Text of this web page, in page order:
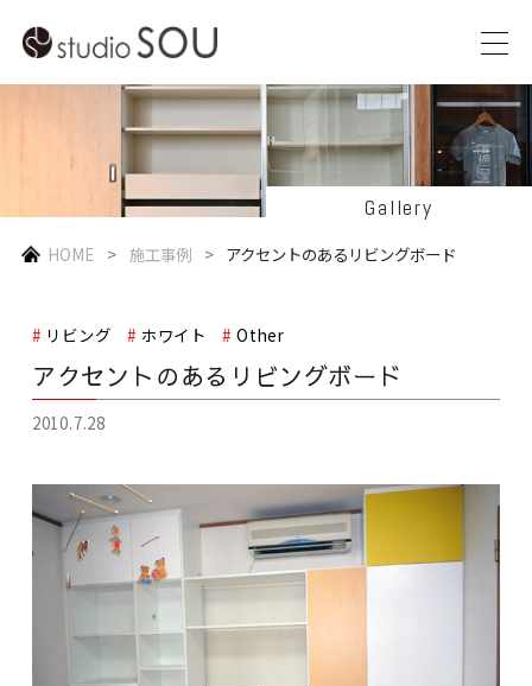
Gallery
HOME 施工事例 アクセントのあるリビングボード
リビング ホワイト Other
アクセントのあるリビングボード
2010.7.28